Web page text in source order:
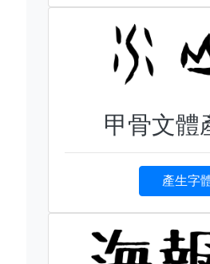
甲骨文體
產生字